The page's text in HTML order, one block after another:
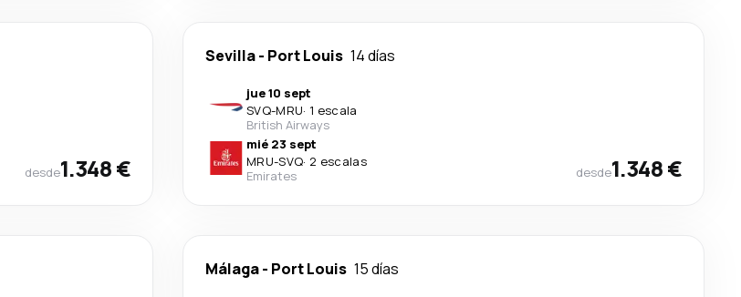
desde1.348 €
Sevilla- Port Louis 14 días
jue 10 sept
SVQ-MRU· 1 escala
British Airways
mié 23 sept
MRU-SVQ· 2 escalas
Emirates
desde1.348 €
Málaga- Port Louis 15 días